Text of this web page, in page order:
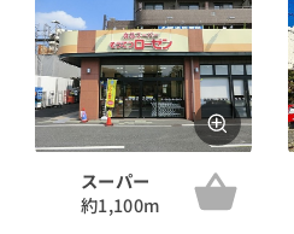
スーパー
約1,100m